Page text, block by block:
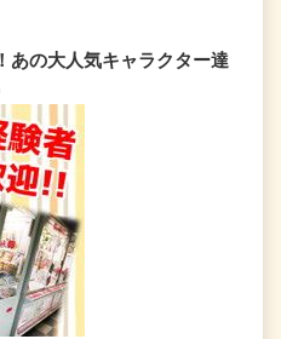
あの大人気キャラクター達